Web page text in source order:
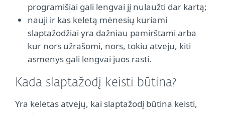
programišiai gali lengvai jį nulaužti dar kartą;
nauji ir kas keletą mėnesių kuriami
slaptažodžiai yra dažniau pamirštami arba
kur nors užrašomi, nors, tokiu atveju, kiti
asmenys gali lengvai juos rasti.
Kada slaptažodį keisti būtina?
Yra keletas atvejų, kai slaptažodį būtina keisti,